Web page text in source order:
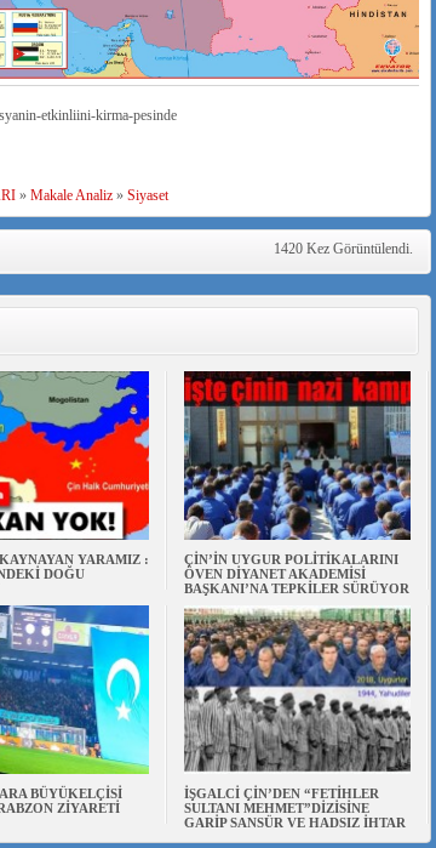
etkinliini-kirma-pesinde
» Makale Analiz» Siyaset
1420 Kez Görüntülendi.
YARAMIZ :
DOĞU
ÇİN’İN UYGUR POLİTİKALARINI
ÖVEN DİYANET AKADEMİSİ
BAŞKANI’NA TEPKİLER SÜRÜYOR
BÜYÜKELÇİSİ
ZİYARETİ
İŞGALCİ ÇİN’DEN “FETİHLER
SULTANI MEHMET”DİZİSİNE
GARİP SANSÜR VE HADSIZ İHTAR